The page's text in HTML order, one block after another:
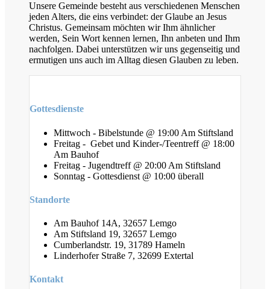
Unsere Gemeinde besteht aus verschiedenen Menschen
jeden Alters, die eins verbindet: der Glaube an Jesus
Christus. Gemeinsam möchten wir Ihm ähnlicher
werden, Sein Wort kennen lernen, Ihn anbeten und Ihm
nachfolgen. Dabei unterstützen wir uns gegenseitig und
ermutigen uns auch im Alltag diesen Glauben zu leben.
Gottesdienste
Mittwoch - Bibelstunde @ 19:00 Am Stiftsland
Freitag - Gebet und Kinder-/Teentreff @ 18:00
Am Bauhof
Freitag - Jugendtreff @ 20:00 Am Stiftsland
Sonntag - Gottesdienst @ 10:00 überall
Standorte
Am Bauhof 14A, 32657 Lemgo
Am Stiftsland 19, 32657 Lemgo
Cumberlandstr. 19, 31789 Hameln
Linderhofer Straße 7, 32699 Extertal
Kontakt